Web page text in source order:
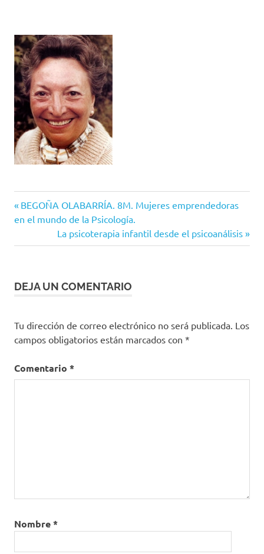
Navegación
Entrada
anterior:
BEGOÑA OLABARRÍA. 8M. Mujeres emprendedoras
en el mundo de la Psicología.
Siguiente
entrada:
La psicoterapia infantil desde el psicoanálisis
DEJA UN COMENTARIO
Tu dirección de correo electrónico no será publicada. Los
campos obligatorios están marcados con *
Comentario *
Nombre*